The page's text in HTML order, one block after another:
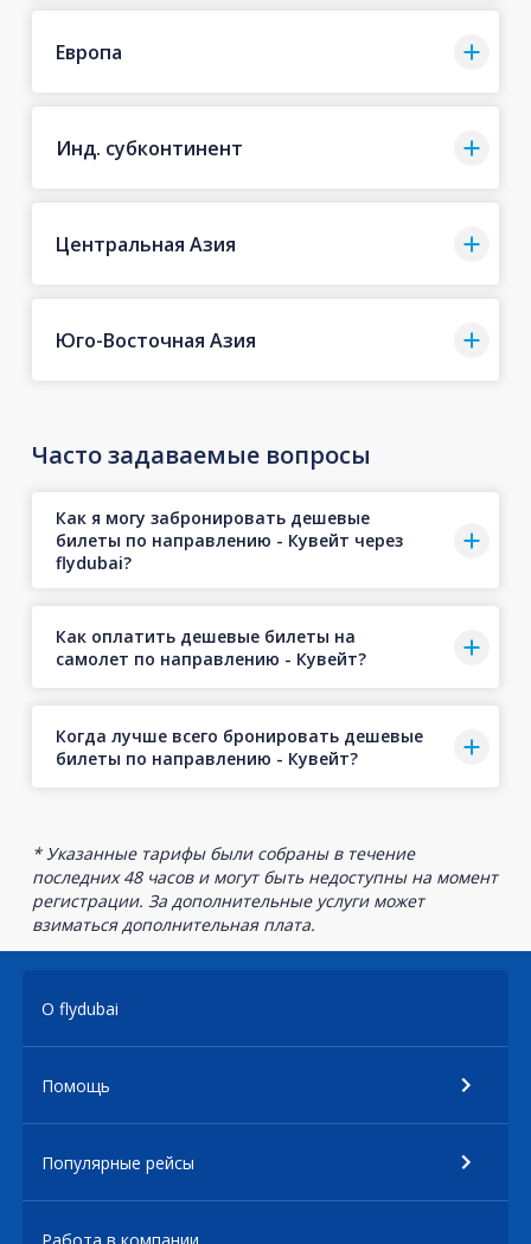
Европа
Инд. субконтинент
Центральная Азия
Юго-Восточная Азия
Часто задаваемые вопросы
Как я могу забронировать дешевые
билеты по направлению - Кувейт через
flydubai?
Как оплатить дешевые билеты на
самолет по направлению - Кувейт?
Когда лучше всего бронировать дешевые
билеты по направлению - Кувейт?
* Указанные тарифы были собраны в течение
последних 48 часов и могут быть недоступны на момент
регистрации. За дополнительные услуги может
взиматься дополнительная плата.
О flydubai
Помощь
Популярные рейсы
Работа в компании